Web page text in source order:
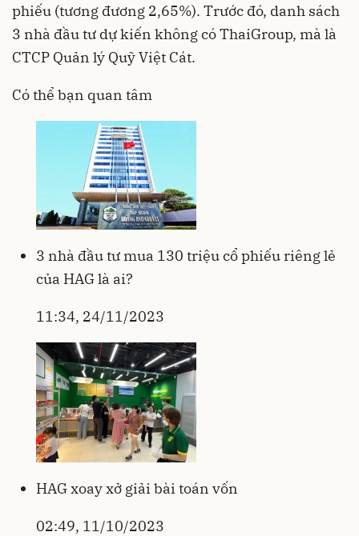
phiếu (tương đương 2,65%). Trước đó, danh sách
3 nhà đầu tư dự kiến không có ThaiGroup, mà là
CTCP Quản lý Quỹ Việt Cát.
Có thể bạn quan tâm
3 nhà đầu tư mua 130 triệu cổ phiếu riêng lẻ
của HAG là ai?
11:34, 24/11/2023
HAG xoay xở giải bài toán vốn
02:49, 11/10/2023